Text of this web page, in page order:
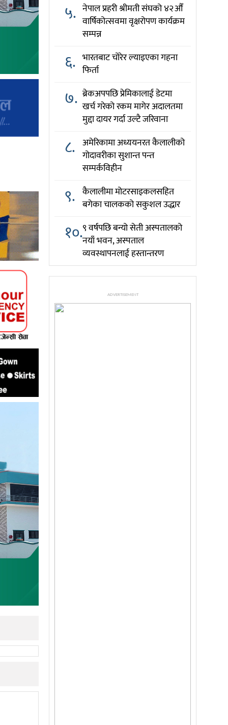
५. नेपाल प्रहरी श्रीमती संघको ४२औँ
वार्षिकोत्सवमा वृक्षरोपण कार्यक्रम
सम्पन्न
६. भारतबाट चोरेर ल्याइएका गहना
फिर्ता
७. ब्रेकअपपछि प्रेमिकालाई डेटमा
खर्च गरेको रकम मागेर अदालतमा
मुद्दा दायर गर्दा उल्टै जरिवाना
८. अमेरिकामा अध्ययनरत कैलालीको
गोदावरीका सुशान्त पन्त
सम्पर्कविहीन
९. कैलालीमा मोटरसाइकलसहित
बगेका चालकको सकुशल उद्धार
१०.९ वर्षपछि बन्यो सेती अस्पतालको
नयाँ भवन, अस्पताल
व्यवस्थापनलाई हस्तान्तरण
ADVERTISEMENT